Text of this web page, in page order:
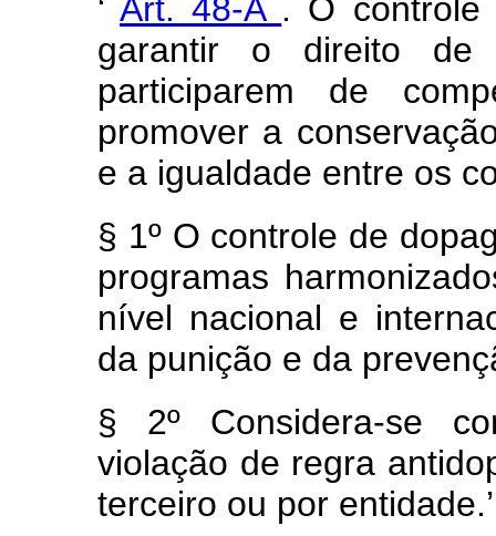
‘Art. 48-A . O controle
garantir o direito
participarem de
promover a
e a igualdade entre os
§ 1º O controle de
programas
nível nacional e
da punição e da
§ 2º Considera-se
violação de regra
terceiro ou por entidade.’